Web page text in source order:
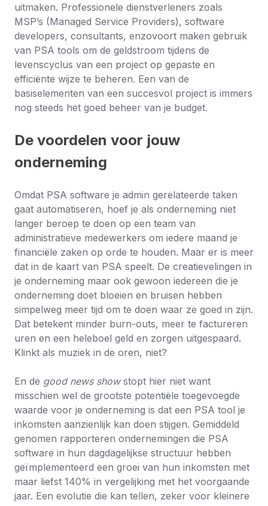
uitmaken. Professionele dienstverleners zoals
MSP’s (Managed Service Providers), software
developers, consultants, enzovoort maken gebruik
van PSA tools om de geldstroom tijdens de
levenscyclus van een project op gepaste en
efficiënte wijze te beheren. Een van de
basiselementen van een succesvol project is immers
nog steeds het goed beheer van je budget.
De voordelen voor jouw
onderneming
Omdat PSA software je admin gerelateerde taken
gaat automatiseren, hoef je als onderneming niet
langer beroep te doen op een team van
administratieve medewerkers om iedere maand je
financiële zaken op orde te houden. Maar er is meer
dat in de kaart van PSA speelt. De creatievelingen in
je onderneming maar ook gewoon iedereen die je
onderneming doet bloeien en bruisen hebben
simpelweg meer tijd om te doen waar ze goed in zijn.
Dat betekent minder burn-outs, meer te factureren
uren en een heleboel geld en zorgen uitgespaard.
Klinkt als muziek in de oren, niet?
En de good news showstopt hier niet want
misschien wel de grootste potentiële toegevoegde
waarde voor je onderneming is dat een PSA tool je
inkomsten aanzienlijk kan doen stijgen. Gemiddeld
genomen rapporteren ondernemingen die PSA
software in hun dagdagelijkse structuur hebben
geïmplementeerd een groei van hun inkomsten met
maar liefst 140% in vergelijking met het voorgaande
jaar. Een evolutie die kan tellen, zeker voor kleinere